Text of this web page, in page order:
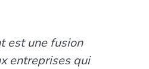
est une fusion
entreprises qui